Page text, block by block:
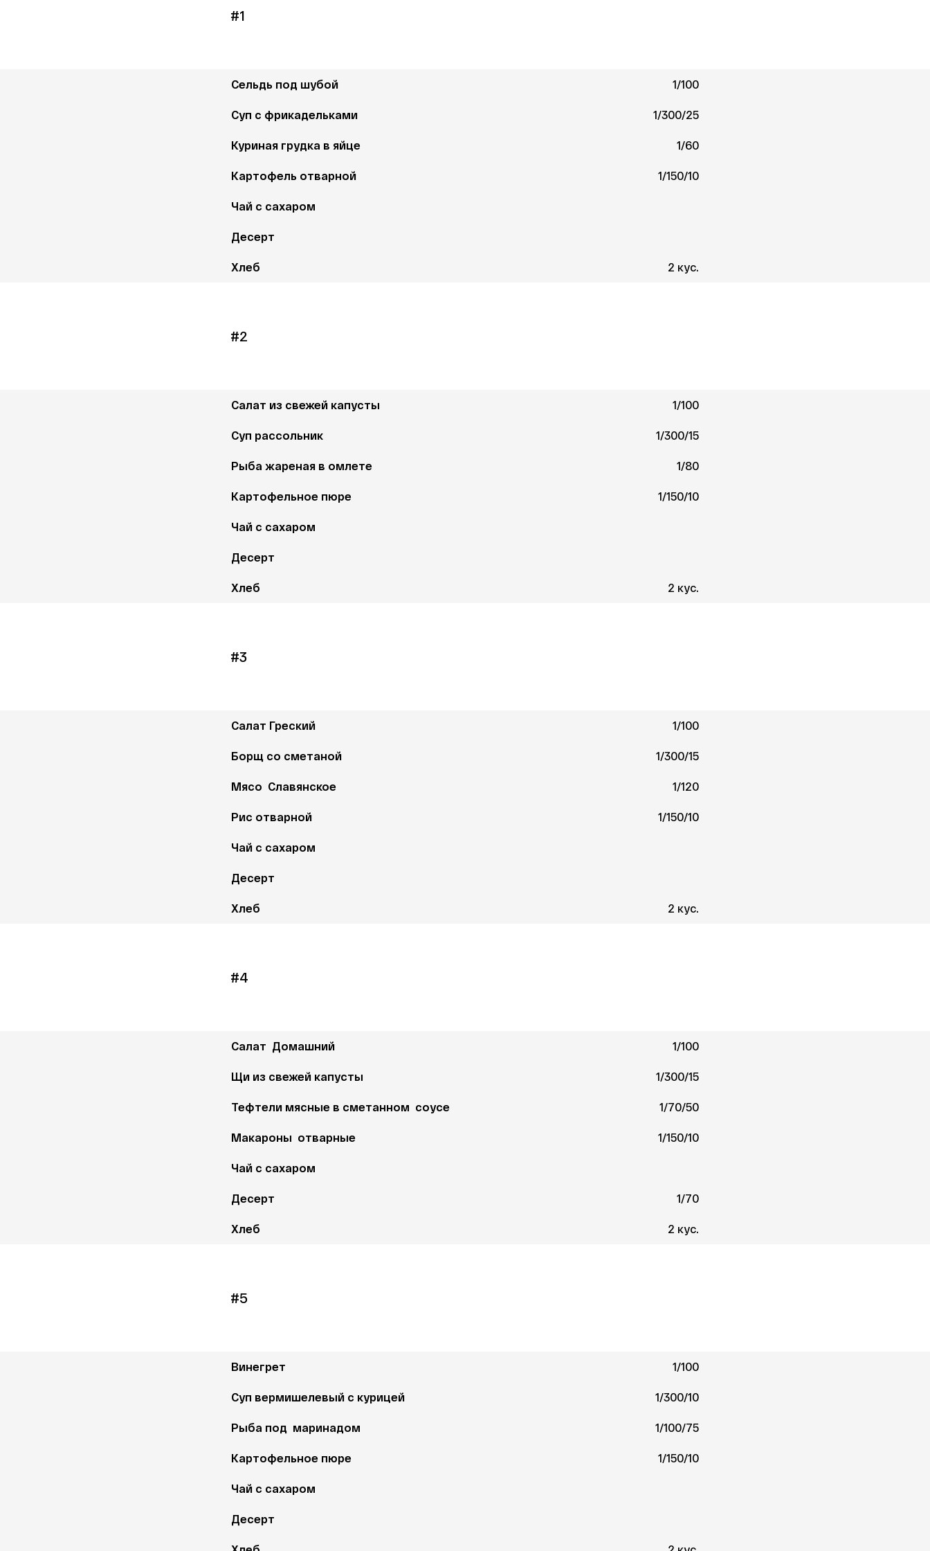
#1
Сельдь под шубой 1/100
Суп с фрикадельками 1/300/25
Куриная грудка в яйце 1/60
Картофель отварной 1/150/10
Чай с сахаром
Десерт
Хлеб 2 кус.
#2
Салат из свежей капусты 1/100
Суп рассольник 1/300/15
Рыба жареная в омлете 1/80
Картофельное пюре 1/150/10
Чай с сахаром
Десерт
Хлеб 2 кус.
#3
Салат Греский 1/100
Борщ со сметаной 1/300/15
Мясо  Славянское 1/120
Рис отварной 1/150/10
Чай с сахаром
Десерт
Хлеб 2 кус.
#4
Салат  Домашний 1/100
Щи из свежей капусты 1/300/15
Тефтели мясные в сметанном  соусе 1/70/50
Макароны  отварные 1/150/10
Чай с сахаром
Десерт 1/70
Хлеб 2 кус.
#5
Винегрет 1/100
Суп вермишелевый с курицей 1/300/10
Рыба под  маринадом 1/100/75
Картофельное пюре 1/150/10
Чай с сахаром
Десерт